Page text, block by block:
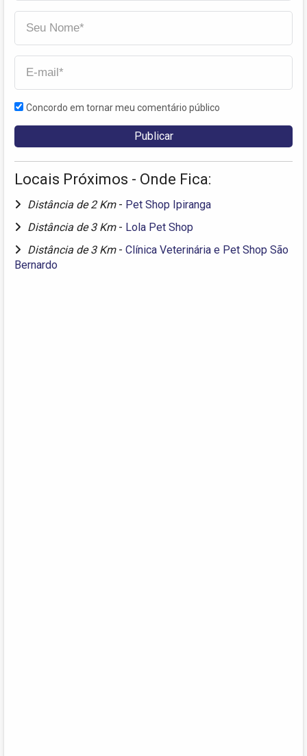
Concordo em tornar meu comentário público
Locais Próximos - Onde Fica:
Distância de 2 Km - Pet Shop Ipiranga
Distância de 3 Km - Lola Pet Shop
Distância de 3 Km - Clínica Veterinária e Pet Shop São
Bernardo